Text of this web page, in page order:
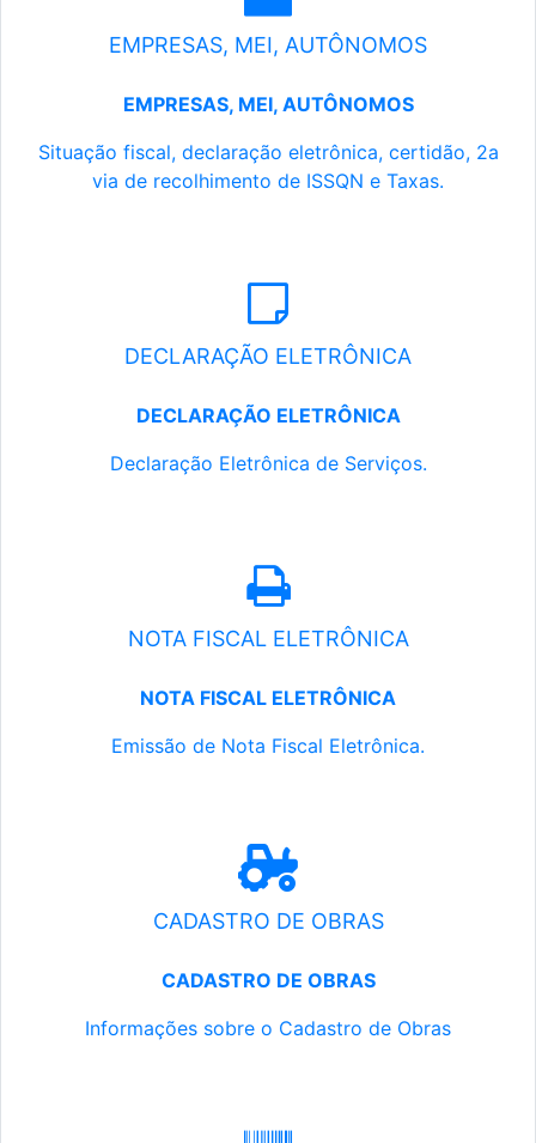
EMPRESAS, MEI, AUTÔNOMOS
EMPRESAS, MEI, AUTÔNOMOS
Situação fiscal, declaração eletrônica, certidão, 2a
via de recolhimento de ISSQN e Taxas.
DECLARAÇÃO ELETRÔNICA
DECLARAÇÃO ELETRÔNICA
Declaração Eletrônica de Serviços.
NOTA FISCAL ELETRÔNICA
NOTA FISCAL ELETRÔNICA
Emissão de Nota Fiscal Eletrônica.
CADASTRO DE OBRAS
CADASTRO DE OBRAS
Informações sobre o Cadastro de Obras